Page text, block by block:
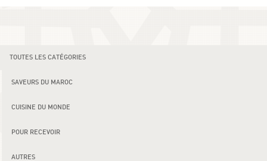
TOUTES LES CATÉGORIES
SAVEURS DU MAROC
CUISINE DU MONDE
POUR RECEVOIR
AUTRES